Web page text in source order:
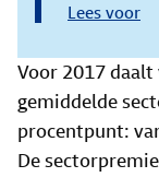
Lees voor
Voor 2017
gemiddelde
procentpunt:
De